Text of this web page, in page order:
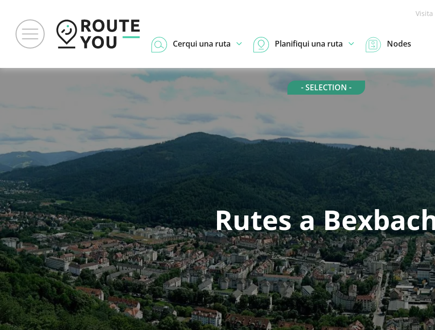
Cerqui una ruta Planifiqui una ruta Nodes
- SELECTION -
Rutes a